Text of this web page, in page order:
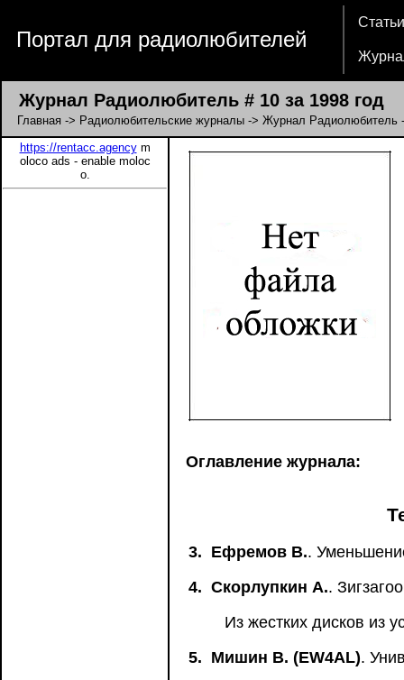
Портал для радиолюбителей
Статьи
Журнал Радиолюбитель # 10 за 1998 год
Главная -> Радиолюбительские журналы -> Журнал Радиолюбитель
https://rentacc.agencym
oloco ads - enable moloc
o.
Оглавление журнала:
3. Ефремов В..
4. Скорлупкин А..
Из жестких дисков из
5. Мишин В. (EW4AL).